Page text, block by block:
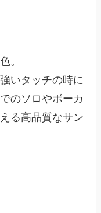
。
いタッチの時に
のソロやボーカ
る高品質なサン